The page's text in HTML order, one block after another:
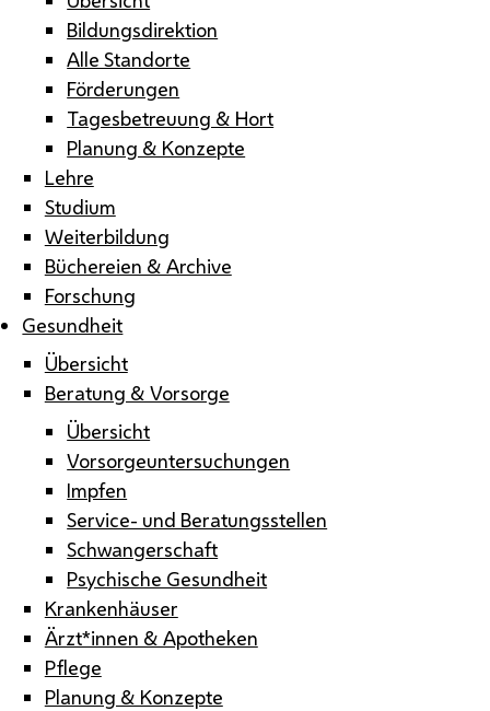
Bildungsdirektion
Alle Standorte
Förderungen
Tagesbetreuung & Hort
Planung & Konzepte
Lehre
Studium
Weiterbildung
Büchereien & Archive
Forschung
Gesundheit
Übersicht
Beratung & Vorsorge
Übersicht
Vorsorgeuntersuchungen
Impfen
Service- und Beratungsstellen
Schwangerschaft
Psychische Gesundheit
Krankenhäuser
Ärzt*innen & Apotheken
Pflege
Planung & Konzepte